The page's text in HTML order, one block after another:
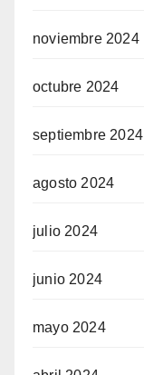
noviembre 2024
octubre 2024
septiembre 2024
agosto 2024
julio 2024
junio 2024
mayo 2024